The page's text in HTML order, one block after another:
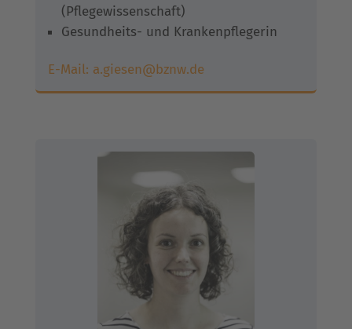
(Pflegewissenschaft)
Gesundheits- und Krankenpflegerin
E-Mail: a.giesen@bznw.de